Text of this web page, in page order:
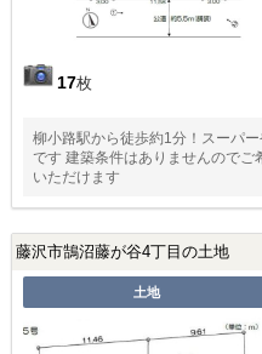
17枚
柳小路駅から徒歩約1分！スーパ
です 建築条件はありませんので
いただけます
藤沢市鵠沼藤が谷4丁目の土地
土地